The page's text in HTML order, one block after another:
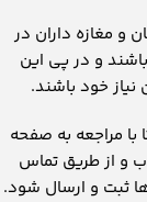
و مغازه داران در
و در پی این
خود باشند.
با مراجعه به صفحه
و از طریق تماس
ثبت و ارسال شود.